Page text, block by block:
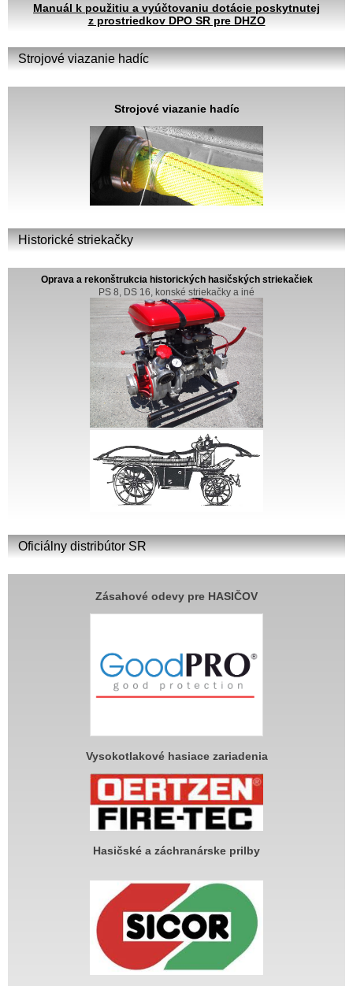
Manuál k použitiu a vyúčtovaniu dotácie poskytnutej
z prostriedkov DPO SR pre DHZO
Strojové viazanie hadíc
Strojové viazanie hadíc
Historické striekačky
Oprava a rekonštrukcia historických hasičských striekačiek
PS 8, DS 16, konské striekačky a iné
Oficiálny distribútor SR
Zásahové odevy pre HASIČOV
Vysokotlakové hasiace zariadenia
Hasičské a záchranárske prilby